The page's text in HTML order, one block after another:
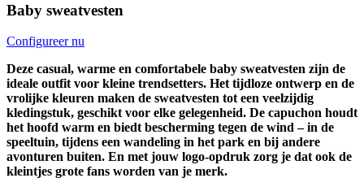
Baby sweatvesten
Configureer nu
Deze casual, warme en comfortabele baby sweatvesten zijn de
ideale outfit voor kleine trendsetters. Het tijdloze ontwerp en de
vrolijke kleuren maken de sweatvesten tot een veelzijdig
kledingstuk, geschikt voor elke gelegenheid. De capuchon houdt
het hoofd warm en biedt bescherming tegen de wind – in de
speeltuin, tijdens een wandeling in het park en bij andere
avonturen buiten. En met jouw logo-opdruk zorg je dat ook de
kleintjes grote fans worden van je merk.